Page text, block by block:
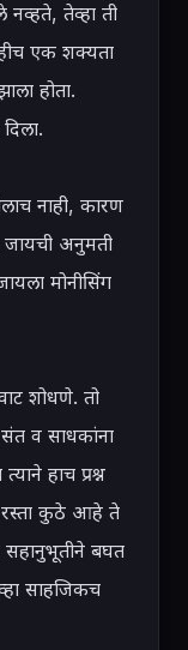
तेव्हा ती
एक शक्यता
होता.
नाही, कारण
जायची अनुमती
मोनीसिंग
शोधणे. तो
व साधकांना
हाच प्रश्न
रस्ता कुठे आहे ते
बघत
साहजिकच